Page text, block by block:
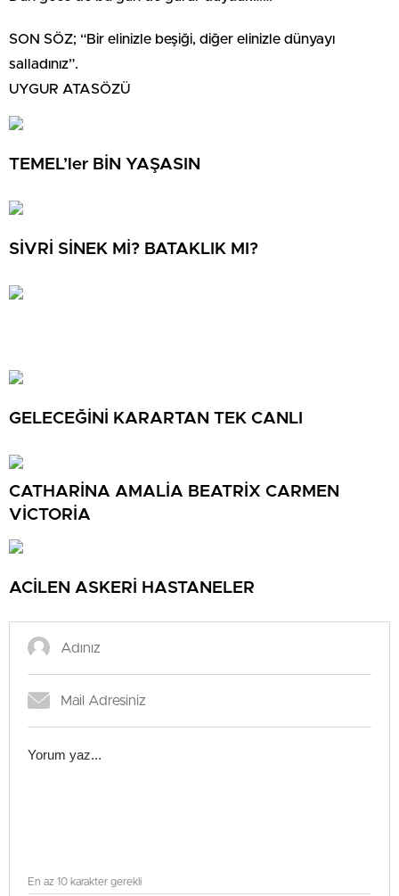
SON SÖZ; “Bir elinizle beşiği, diğer elinizle dünyayı
salladınız”.
UYGUR ATASÖZÜ
TEMEL’ler BİN YAŞASIN
SİVRİ SİNEK Mİ? BATAKLIK MI?
GELECEĞİNİ KARARTAN TEK CANLI
CATHARİNA AMALİA BEATRİX CARMEN
VİCTORİA
ACİLEN ASKERİ HASTANELER
En az 10 karakter gerekli